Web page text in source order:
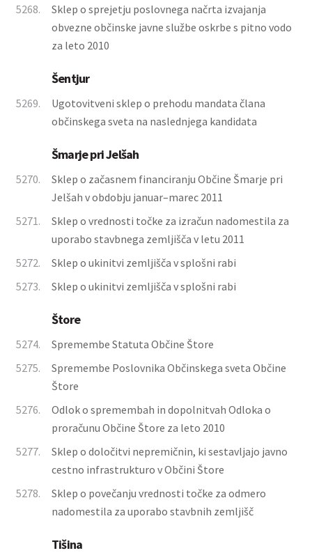
5268.
Sklep o sprejetju poslovnega načrta izvajanja
obvezne občinske javne službe oskrbe s pitno vodo
za leto 2010
Šentjur
5269.
Ugotovitveni sklep o prehodu mandata člana
občinskega sveta na naslednjega kandidata
Šmarje pri Jelšah
5270.
Sklep o začasnem financiranju Občine Šmarje pri
Jelšah v obdobju januar–marec 2011
5271.
Sklep o vrednosti točke za izračun nadomestila za
uporabo stavbnega zemljišča v letu 2011
5272.
Sklep o ukinitvi zemljišča v splošni rabi
5273.
Sklep o ukinitvi zemljišča v splošni rabi
Štore
5274.
Spremembe Statuta Občine Štore
5275.
Spremembe Poslovnika Občinskega sveta Občine
Štore
5276.
Odlok o spremembah in dopolnitvah Odloka o
proračunu Občine Štore za leto 2010
5277.
Sklep o določitvi nepremičnin, ki sestavljajo javno
cestno infrastrukturo v Občini Štore
5278.
Sklep o povečanju vrednosti točke za odmero
nadomestila za uporabo stavbnih zemljišč
Tišina